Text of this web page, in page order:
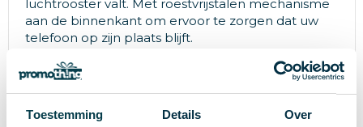
Toestemming Details Over
luchtrooster valt. Met roestvrijstalen mechanisme
aan de binnenkant om ervoor te zorgen dat uw
telefoon op zijn plaats blijft.
Specificaties